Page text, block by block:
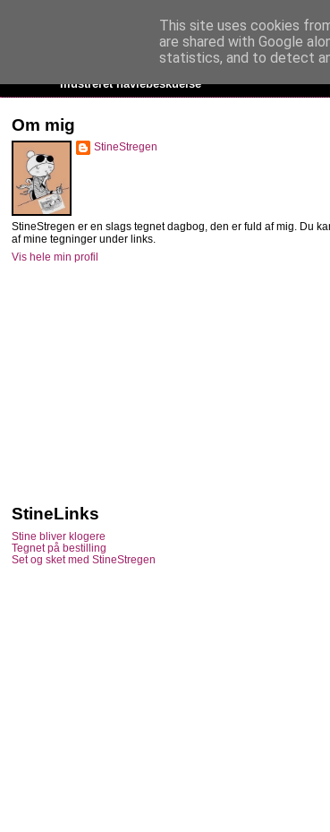
StineStregen
Illustreret navlebeskuelse
Om mig
StineStregen
StineStregen er en slags tegnet dagbog, den er fuld af mig. Du
af mine tegninger under links.
Vis hele min profil
StineLinks
Stine bliver klogere
Tegnet på bestilling
Set og sket med StineStregen
This site uses cookies
are shared with Google
statistics, and to detect